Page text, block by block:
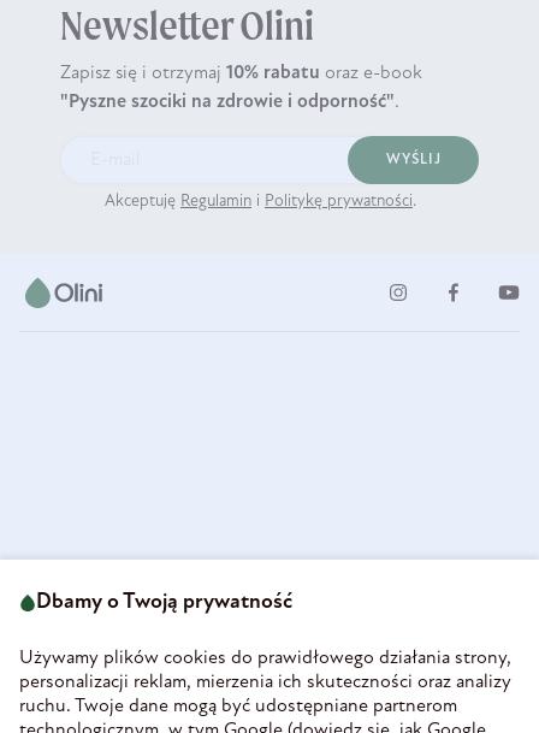
Newsletter Olini
Zapisz się i otrzymaj 10% rabatu oraz e-book
"Pyszne szociki na zdrowie i odporność".
WYŚLIJ
Akceptuję Regulamin i Politykę prywatności.
58-160 Świebodzice
REGON 890213034
INFORMACJE
Dbamy o Twoją prywatność
Używamy plików cookies do prawidłowego działania strony,
personalizacji reklam, mierzenia ich skuteczności oraz analizy
ruchu. Twoje dane mogą być udostępniane partnerom